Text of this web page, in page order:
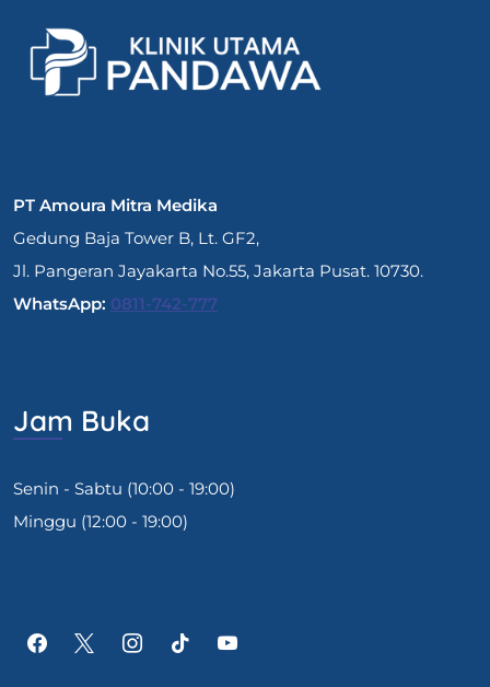
PT Amoura Mitra Medika
Gedung Baja Tower B, Lt. GF2,
Jl. Pangeran Jayakarta No.55, Jakarta Pusat. 10730.
WhatsApp: 0811-742-777
Jam Buka
Senin - Sabtu (10:00 - 19:00)
Minggu (12:00 - 19:00)